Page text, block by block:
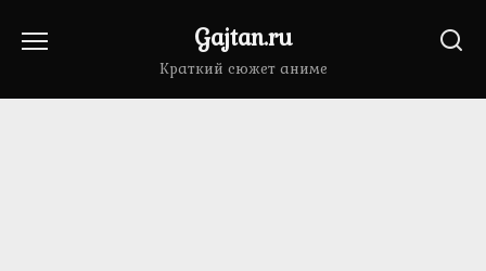
Gajtan.ru
Краткий сюжет аниме